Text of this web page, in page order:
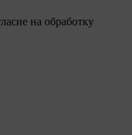
на обработку